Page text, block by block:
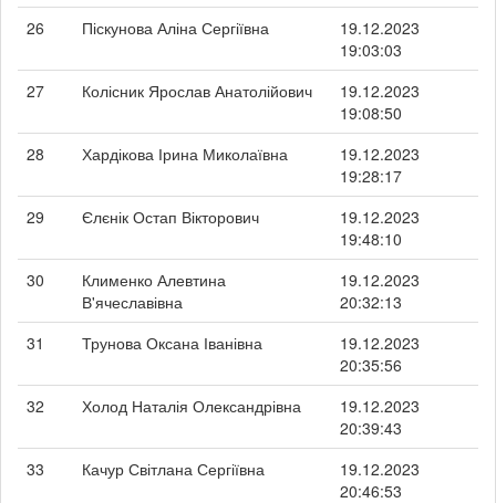
26
Піскунова Аліна Сергіївна
19.12.2023
19:03:03
27
Колісник Ярослав Анатолійович
19.12.2023
19:08:50
28
Хардікова Ірина Миколаївна
19.12.2023
19:28:17
29
Єлєнік Остап Вікторович
19.12.2023
19:48:10
30
Клименко Алевтина
В'ячеславівна
19.12.2023
20:32:13
31
Трунова Оксана Іванівна
19.12.2023
20:35:56
32
Холод Наталія Олександрівна
19.12.2023
20:39:43
33
Качур Світлана Сергіївна
19.12.2023
20:46:53